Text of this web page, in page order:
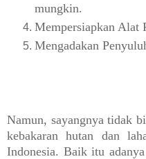
mungkin.
Mempersiapkan Alat
Mengadakan
Namun, sayangnya tidak
kebakaran hutan dan
Indonesia. Baik itu